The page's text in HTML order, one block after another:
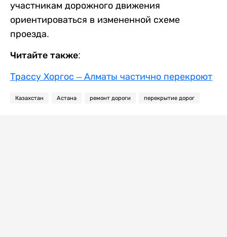
участникам дорожного движения
ориентироваться в измененной схеме
проезда.
Читайте также:
Трассу Хоргос – Алматы частично перекроют
Казахстан Астана ремонт дороги перекрытие дорог